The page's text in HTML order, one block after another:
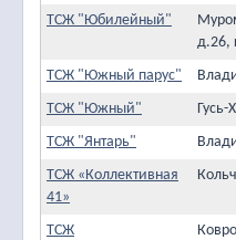
ТСЖ "Юбилейный"
д.26,
ТСЖ "Южный парус"
ТСЖ "Южный"
Гусь-
ТСЖ "Янтарь"
ТСЖ «Коллективная
41»
ТСЖ